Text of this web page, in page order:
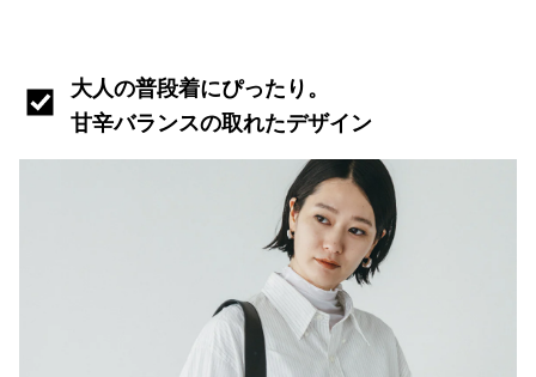
大人の普段着にぴったり。
甘辛バランスの取れたデザイン